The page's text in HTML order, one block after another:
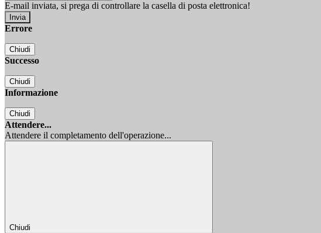
E-mail inviata, si prega di controllare la casella di posta elettronica!
Errore
Chiudi
Successo
Chiudi
Informazione
Chiudi
Attendere...
Attendere il completamento dell'operazione...
Chiudi